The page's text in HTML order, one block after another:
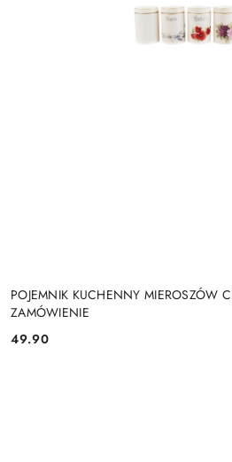
POJEMNIK KUCHENNY MIEROSZÓW
ZAMÓWIENIE
Cena:
49.90